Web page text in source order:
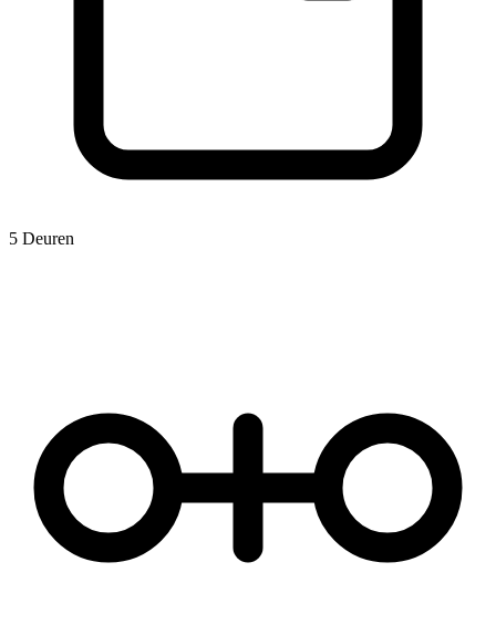
5 Deuren